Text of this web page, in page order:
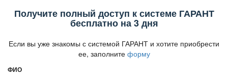
Получите полный доступ к системе ГАРАНТ
есплатно на 3 дня
Если вы уже знакомы с системой ГАРАНТ и хотите приобрести
ее, заполните форму
ФИО